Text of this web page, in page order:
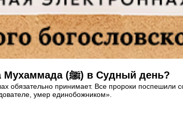
Кто может рассчитывать на заступничество Пророка Мухаммада (ﷺ) в Судный день?
обязательно принимает. Все пророки
умер единобожником».